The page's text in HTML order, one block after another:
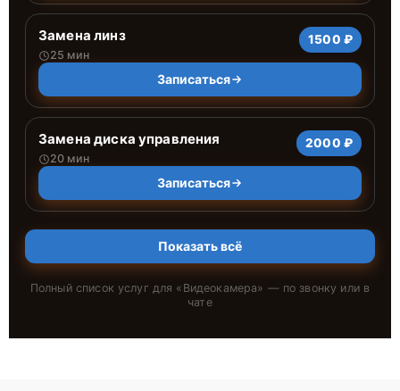
Замена линз
25 мин
1500 ₽
Записаться
Замена диска управления
20 мин
2000 ₽
Записаться
Показать всё
Полный список услуг для « Видеокамера» — по звонку или в
чате